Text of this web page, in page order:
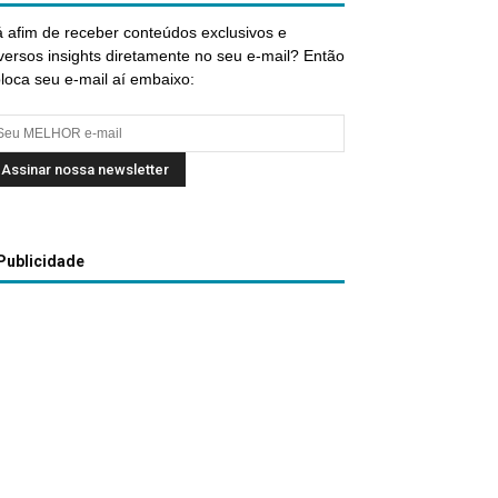
afim de receber conteúdos exclusivos e
insights diretamente no seu e-mail? Então
seu e-mail aí embaixo:
Publicidade